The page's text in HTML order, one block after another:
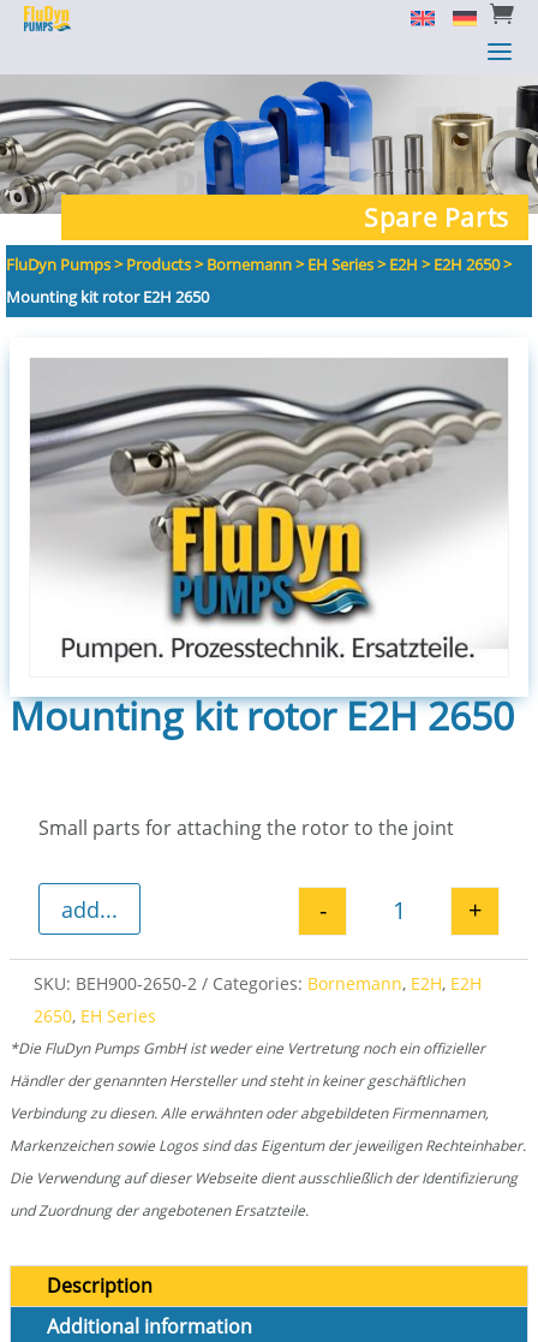

a

a
Spare Parts
FluDyn Pumps>Products>Bornemann>EH Series>E2H >E2H 2650>
Mounting kit rotor E2H 2650
Mounting kit rotor E2H 2650
Small parts for attaching the rotor to the joint
Mounting kit
- +
add...
SKU: BEH900-2650-2 Categories: Bornemann, E2H, E2H
2650, EH Series
*Die FluDyn Pumps GmbH ist weder eine Vertretung noch ein offizieller
Händler der genannten Hersteller und steht in keiner geschäftlichen
Verbindung zu diesen. Alle erwähnten oder abgebildeten Firmennamen,
Markenzeichen sowie Logos sind das Eigentum der jeweiligen Rechteinhaber.
Die Verwendung auf dieser Webseite dient ausschließlich der Identifizierung
und Zuordnung der angebotenen Ersatzteile.
Description
Additional information